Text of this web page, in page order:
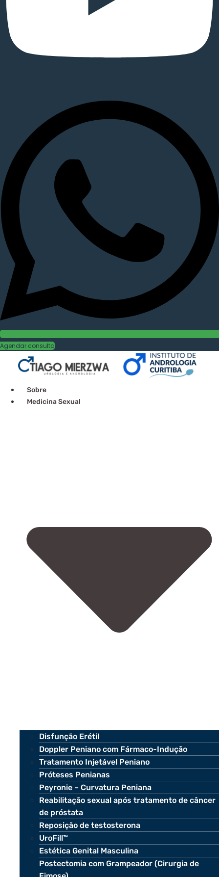
Agendar consulta
Sobre
Medicina Sexual
Disfunção Erétil
Doppler Peniano com Fármaco-Indução
Tratamento Injetável Peniano
Próteses Penianas
Peyronie – Curvatura Peniana
Reabilitação sexual após tratamento de câncer
de próstata
Reposição de testosterona
UroFill™
Estética Genital Masculina
Postectomia com Grampeador (Cirurgia de